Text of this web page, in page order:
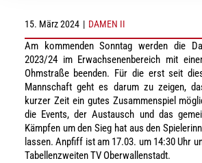
15. März 2024 | DAMEN II
Am kommenden Sonntag werden die
2023/24 im Erwachsenenbereich mit
Ohmstraße beenden. Für die erst seit
Mannschaft geht es darum zu zeigen,
kurzer Zeit ein gutes Zusammenspiel
die Events, der Austausch und das
Kämpfen um den Sieg hat aus den
lassen. Anpfiff ist am 17.03. um 14:30 Uhr
Tabellenzweiten TV Oberwallenstadt.